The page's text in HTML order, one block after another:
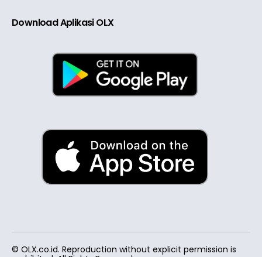
Download Aplikasi OLX
© OLX.co.id. Reproduction without explicit permission is